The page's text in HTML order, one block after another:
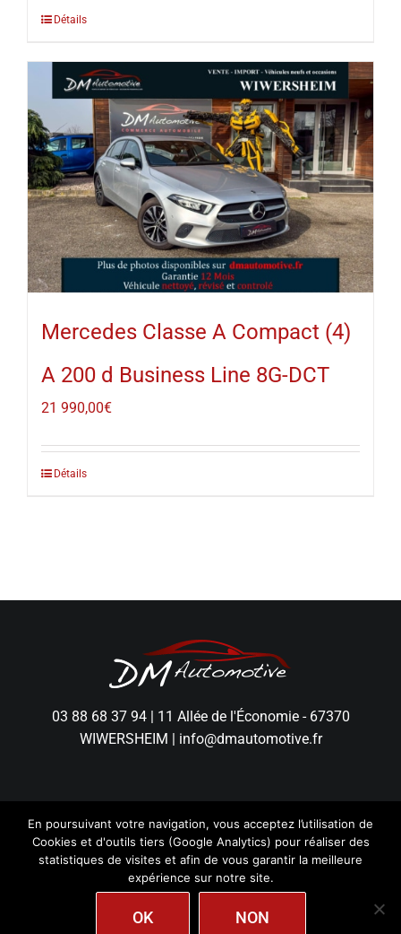
Détails
Mercedes Classe A Compact (4)
A 200 d Business Line 8G-DCT
21 990,00€
Détails
03 88 68 37 94| 11 Allée de l'Économie - 67370
WIWERSHEIM | info@dmautomotive.fr
DM Automotive - Tous droits réservés.Mentions
Politique de Confidentialité|Création
En poursuivant votre navigation, vous acceptez l’utilisation de
Cookies et d'outils tiers (Google Analytics) pour réaliser des
statistiques de visites et afin de vous garantir la meilleure
expérience sur notre site.
OK NON